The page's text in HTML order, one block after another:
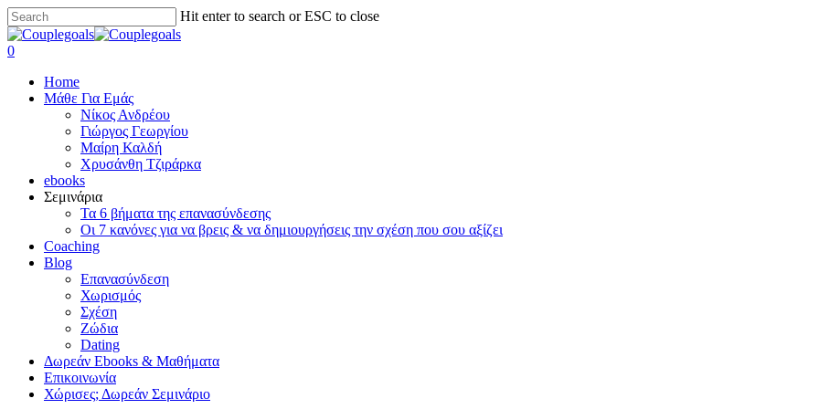
Skip
to
main
Hit enter to search or ESC to close
Close
Search
search
0
Home
Μάθε Για Εμάς
Νίκος Ανδρέου
Γιώργος Γεωργίου
Μαίρη Καλδή
Χρυσάνθη Τζιράρκα
ebooks
Σεμινάρια
Τα 6 βήματα της επανασύνδεσης
Οι 7 κανόνες για να βρεις & να δημιουργήσεις την σχέση που σου αξίζει
Coaching
Blog
Επανασύνδεση
Χωρισμός
Σχέση
Ζώδια
Dating
Δωρεάν Ebooks & Μαθήματα
Επικοινωνία
Χώρισες; Δωρεάν Σεμινάριο